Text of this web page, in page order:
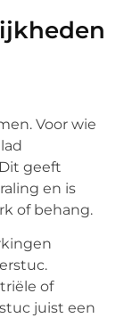
Voor wie
geeft
en is
of behang.
of
juist een